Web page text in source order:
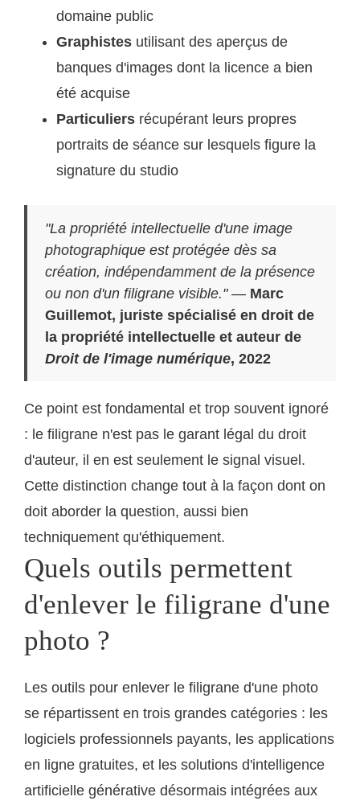
domaine public
Graphistes utilisant des aperçus de
banques d'images dont la licence a bien
été acquise
Particuliers récupérant leurs propres
portraits de séance sur lesquels figure la
signature du studio
"La propriété intellectuelle d'une image
photographique est protégée dès sa
création, indépendamment de la présence
ou non d'un filigrane visible."— Marc
Guillemot, juriste spécialisé en droit de
la propriété intellectuelle et auteur de
Droit de l'image numérique, 2022
Ce point est fondamental et trop souvent ignoré
: le filigrane n'est pas le garant légal du droit
d'auteur, il en est seulement le signal visuel.
Cette distinction change tout à la façon dont on
doit aborder la question, aussi bien
techniquement qu'éthiquement.
Quels outils permettent
d'enlever le filigrane d'une
photo ?
Les outils pour enlever le filigrane d'une photo
se répartissent en trois grandes catégories : les
logiciels professionnels payants, les applications
en ligne gratuites, et les solutions d'intelligence
artificielle générative désormais intégrées aux